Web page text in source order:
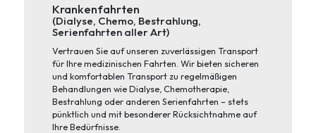
Krankenfahrten
(Dialyse, Chemo, Bestrahlung,
Serienfahrten aller Art)
Vertrauen Sie auf unseren zuverlässigen Transport
für Ihre medizinischen Fahrten. Wir bieten sicheren
und komfortablen Transport zu regelmäßigen
Behandlungen wie Dialyse, Chemotherapie,
Bestrahlung oder anderen Serienfahrten – stets
pünktlich und mit besonderer Rücksichtnahme auf
Ihre Bedürfnisse.